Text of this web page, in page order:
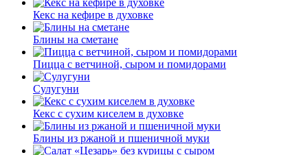
Кекс на кефире в духовке
Блины на сметане
Пицца с ветчиной, сыром и помидорами
Сулугуни
Кекс с сухим киселем в духовке
Блины из ржаной и пшеничной муки